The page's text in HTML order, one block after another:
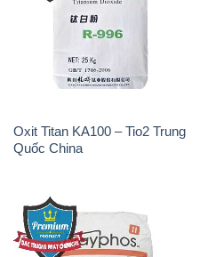
Oxit Titan KA100 – Tio2 Trung
Quốc China